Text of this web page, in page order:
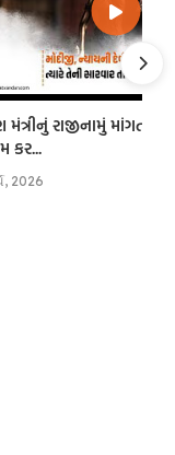
મંત્રીનું રાજીનામું માંગતા
કર...
2026